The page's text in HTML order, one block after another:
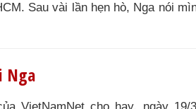
Sau vài lần hẹn hò, Nga nói
Nga